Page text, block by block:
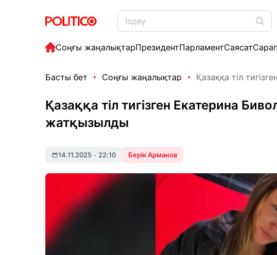
Соңғы жаңалықтарПрезидентПарламентСаясат
Басты бет Соңғы жаңалықтар Қазаққа тіл
Қазаққа тіл тигізген Екатерина
жатқызылды
14.11.2025 • 22:10 Берік Арманов